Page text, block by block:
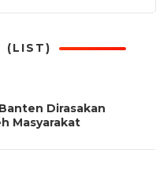
(LIST)
Dirasakan
Masyarakat